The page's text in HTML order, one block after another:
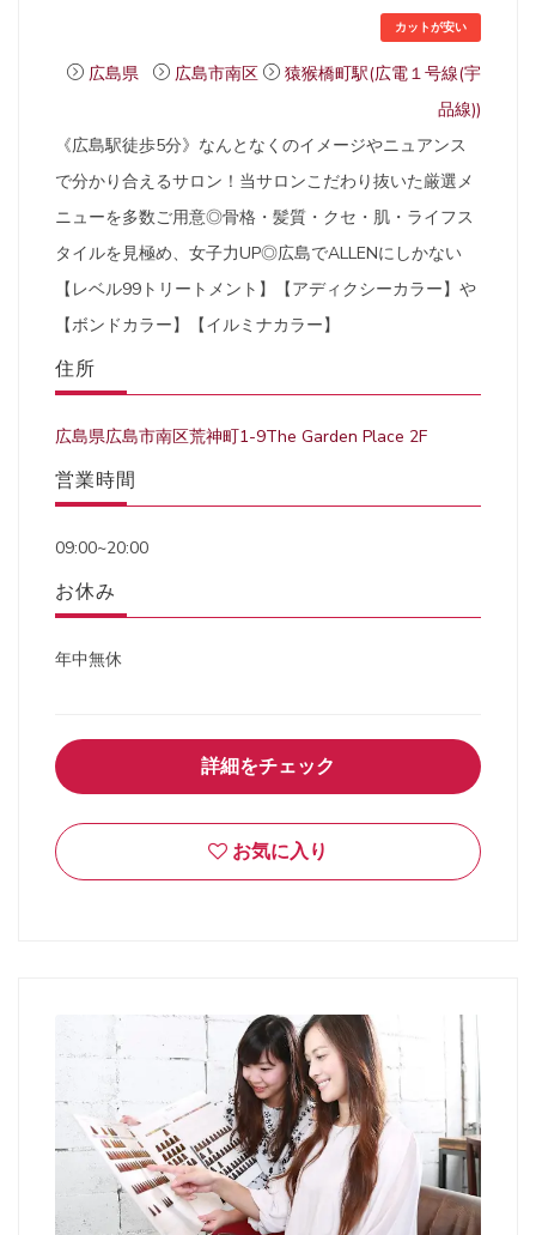
カットが安い
広島県 広島市南区
猿猴橋町駅(広電１号線(宇
品線))
《広島駅徒歩5分》なんとなくのイメージやニュアンス
で分かり合えるサロン！当サロンこだわり抜いた厳選メ
ニューを多数ご用意◎骨格・髪質・クセ・肌・ライフス
タイルを見極め、女子力UP◎広島でALLENにしかない
【レベル99トリートメント】【アディクシーカラー】や
【ボンドカラー】【イルミナカラー】
住所
広島県広島市南区荒神町1-9The Garden Place 2F
営業時間
09:00~20:00
お休み
年中無休
詳細をチェック
お気に入り